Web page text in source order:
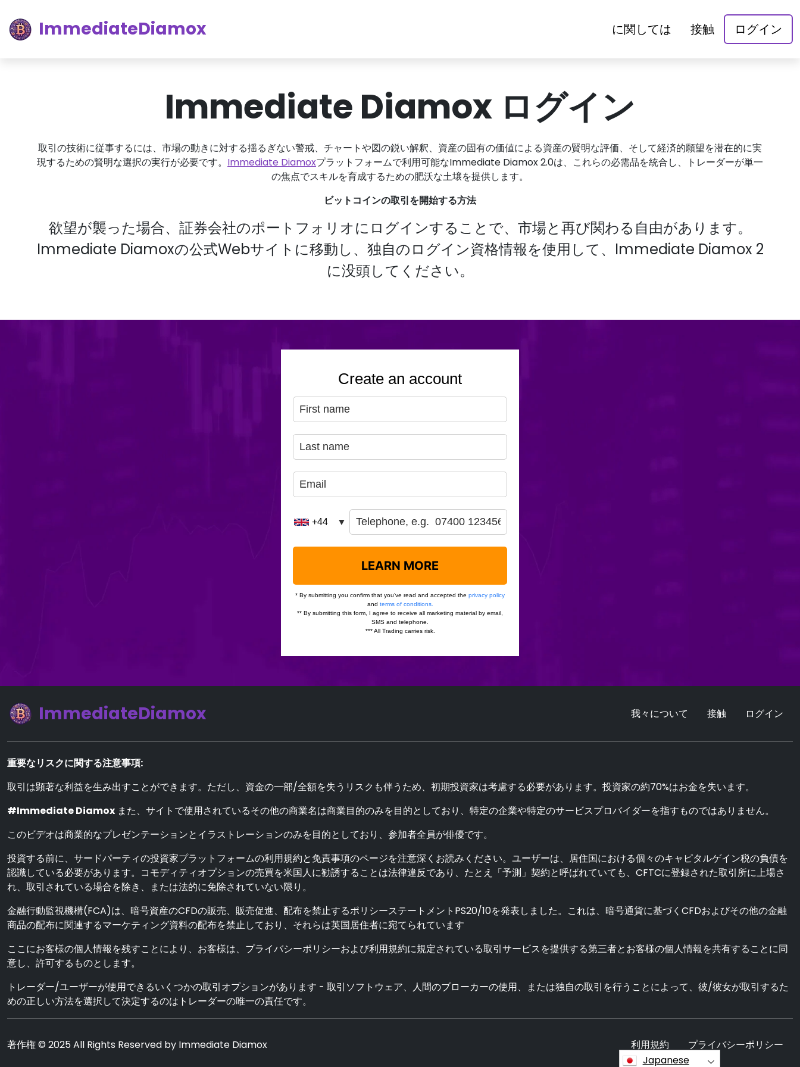
ImmediateDiamox に関しては 接触 ログイン
Immediate Diamox ログイン
取引の技術に従事するには、市場の動きに対する揺るぎない警戒、チャートや図の鋭い解釈、資産の固有の価値による資産の賢明な評価、そして経済的願望を潜在的に実
現するための賢明な選択の実行が必要です。 Immediate Diamoxプラットフォームで利用可能なImmediate Diamox 2.0は、これらの必需品を統合し、トレーダーが単一
の焦点でスキルを育成するための肥沃な土壌を提供します。
ビットコインの取引を開始する方法
欲望が襲った場合、証券会社のポートフォリオにログインすることで、市場と再び関わる自由があります。
Immediate Diamoxの公式Webサイトに移動し、独自のログイン資格情報を使用して、Immediate Diamox 2
に没頭してください。
ImmediateDiamox 我々について 接触 ログイン
重要なリスクに関する注意事項:
取引は顕著な利益を生み出すことができます。ただし、資金の一部/全額を失うリスクも伴うため、初期投資家は考慮する必要があります。投資家の約70%はお金を失います。
#Immediate Diamox また、サイトで使用されているその他の商業名は商業目的のみを目的としており、特定の企業や特定のサービスプロバイダーを指すものではありません。
このビデオは商業的なプレゼンテーションとイラストレーションのみを目的としており、参加者全員が俳優です。
投資する前に、サードパーティの投資家プラットフォームの利用規約と免責事項のページを注意深くお読みください。ユーザーは、居住国における個々のキャピタルゲイン税の負債を
認識している必要があります。コモディティオプションの売買を米国人に勧誘することは法律違反であり、たとえ「予測」契約と呼ばれていても、CFTCに登録された取引所に上場さ
れ、取引されている場合を除き、または法的に免除されていない限り。
金融行動監視機構(FCA)は、暗号資産のCFDの販売、販売促進、配布を禁止するポリシーステートメントPS20/10を発表しました。これは、暗号通貨に基づくCFDおよびその他の金融
商品の配布に関連するマーケティング資料の配布を禁止しており、それらは英国居住者に宛てられています
ここにお客様の個人情報を残すことにより、お客様は、プライバシーポリシーおよび利用規約に規定されている取引サービスを提供する第三者とお客様の個人情報を共有することに同
意し、許可するものとします。
トレーダー/ユーザーが使用できるいくつかの取引オプションがあります - 取引ソフトウェア、人間のブローカーの使用、または独自の取引を行うことによって、彼/彼女が取引するた
めの正しい方法を選択して決定するのはトレーダーの唯一の責任です。
著作権 © 2025 All Rights Reserved by Immediate Diamox 利用規約
プライバシーポリシー
Japanese